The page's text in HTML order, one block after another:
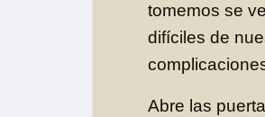
tomemos se
difíciles de
Abre las